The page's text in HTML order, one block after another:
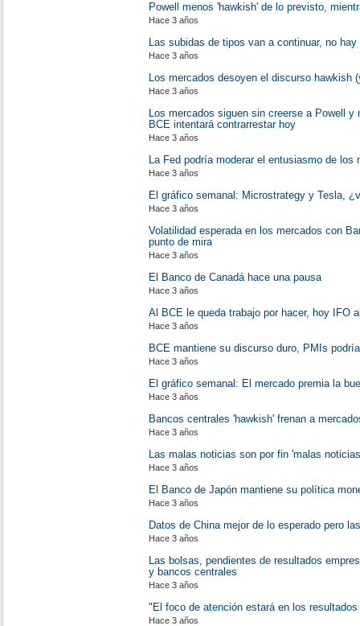
Powell menos 'hawkish' de lo previsto,
Hace 3 años
Las subidas de tipos van a continuar, no
Hace 3 años
Los mercados desoyen el discurso hawkish
Hace 3 años
Los mercados siguen sin creerse a Powell
BCE intentará contrarrestar hoy
Hace 3 años
La Fed podría moderar el entusiasmo de los
Hace 3 años
El gráfico semanal: Microstrategy y Tesla,
Hace 3 años
Volatilidad esperada en los mercados con
punto de mira
Hace 3 años
El Banco de Canadá hace una pausa
Hace 3 años
Al BCE le queda trabajo por hacer, hoy IFO
Hace 3 años
BCE mantiene su discurso duro, PMIs
Hace 3 años
El gráfico semanal: El mercado premia la
Hace 3 años
Bancos centrales 'hawkish' frenan a
Hace 3 años
Las malas noticias son por fin 'malas
Hace 3 años
El Banco de Japón mantiene su política
Hace 3 años
Datos de China mejor de lo esperado pero
Hace 3 años
Las bolsas, pendientes de resultados
y bancos centrales
Hace 3 años
"El foco de atención estará en los
Hace 3 años